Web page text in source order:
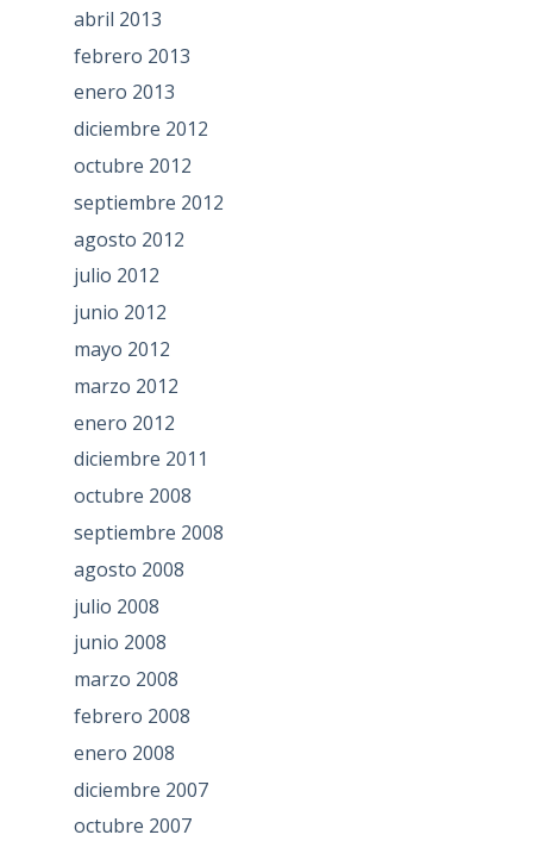
abril 2013
febrero 2013
enero 2013
diciembre 2012
octubre 2012
septiembre 2012
agosto 2012
julio 2012
junio 2012
mayo 2012
marzo 2012
enero 2012
diciembre 2011
octubre 2008
septiembre 2008
agosto 2008
julio 2008
junio 2008
marzo 2008
febrero 2008
enero 2008
diciembre 2007
octubre 2007